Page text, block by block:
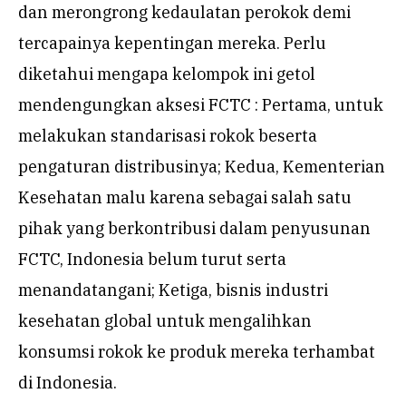
dan merongrong kedaulatan perokok demi
tercapainya kepentingan mereka. Perlu
diketahui mengapa kelompok ini getol
mendengungkan aksesi FCTC : Pertama, untuk
melakukan standarisasi rokok beserta
pengaturan distribusinya; Kedua, Kementerian
Kesehatan malu karena sebagai salah satu
pihak yang berkontribusi dalam penyusunan
FCTC, Indonesia belum turut serta
menandatangani; Ketiga, bisnis industri
kesehatan global untuk mengalihkan
konsumsi rokok ke produk mereka terhambat
di Indonesia.